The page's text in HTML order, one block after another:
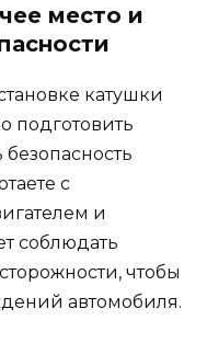
место и
катушки
подготовить
с
и
соблюдать
чтобы
автомобиля.